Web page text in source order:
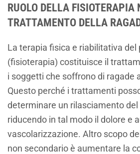
RUOLO DELLA FISIOTERAPIA
TRATTAMENTO DELLA
La terapia fisica e riabilitativa
(fisioterapia) costituisce il
i soggetti che soffrono di ragade
Questo perché i trattamenti
determinare un rilasciamento
riducendo in tal modo il dolore e
vascolarizzazione. Altro scopo
non secondario è aumentare la